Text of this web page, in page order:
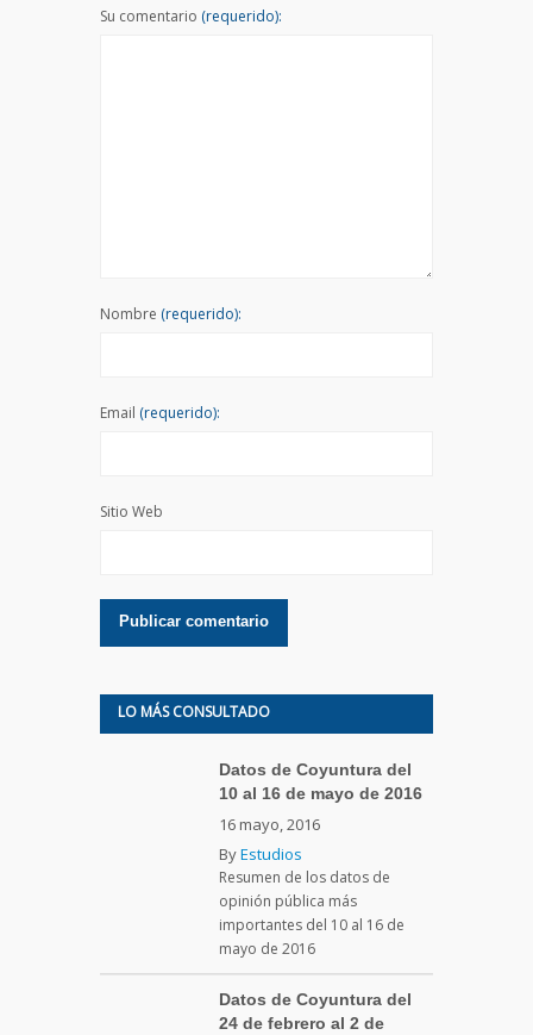
Su comentario (requerido):
Nombre (requerido):
Email (requerido):
Sitio Web
LO MÁS CONSULTADO
Datos de Coyuntura del
10 al 16 de mayo de 2016
16 mayo, 2016
ByEstudios
Resumen de los datos de
opinión pública más
importantes del 10 al 16 de
mayo de 2016
Datos de Coyuntura del
24 de febrero al 2 de